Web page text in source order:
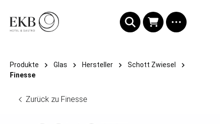
Produkte Glas Hersteller
Schott Zwiesel
Finesse
Zurück zu Finesse